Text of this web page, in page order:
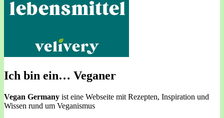
Ich bin ein… Veganer
Vegan Germany ist eine Webseite mit Rezepten, Inspiration und
Wissen rund um Veganismus